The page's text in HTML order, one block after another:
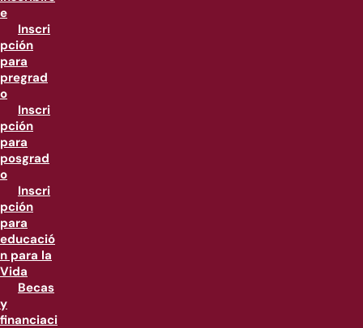
e
Inscri
pción
para
pregrad
o
Inscri
pción
para
posgrad
o
Inscri
pción
para
educació
n para la
Vida
Becas
y
financiaci